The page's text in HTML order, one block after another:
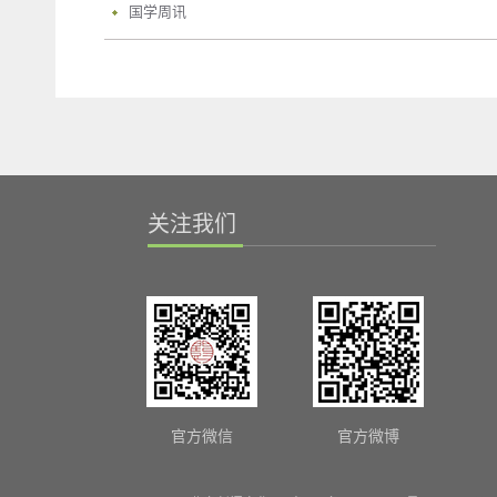
国学周讯
关注我们
官方微信 官方微博